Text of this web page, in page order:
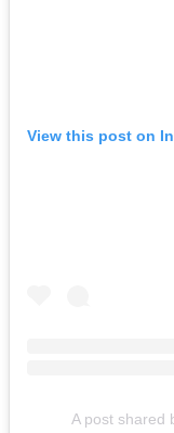
View this post on
A post shared